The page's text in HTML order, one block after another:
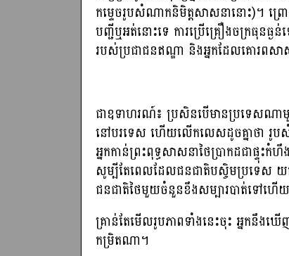
កម្ទេចរូបសំណាកនិមិត្តសាសនានោះ)។ ព្រ
បញ្ជីឬអត់នោះទេ ការប្រើគ្រឿងចក្រធុនធ្
របស់ប្រជាជនឥណ្ឌា និងអ្នកដែលគោរព
ជាឧទាហរណ៍៖ ប្រសិនបើមានប្រទេសណាមួ
នៅបរទេស ហើយលើកលេសដូចគ្នាថា រូប
អ្នកកាន់ព្រះពុទ្ធសាសនាថៃប្រាកដជាផ្ទុ
សូម្បីតែពេលដែលជនជាតិបស្ចិមប្រទេស យ
ជនជាតិថៃមួយចំនួនខឹងសម្បារបាត់ទៅហើ
គ្រាន់តែមើលរូបភាពទាំងនេះចុះ អ្នកនឹងឃ
កម្រិតណា។